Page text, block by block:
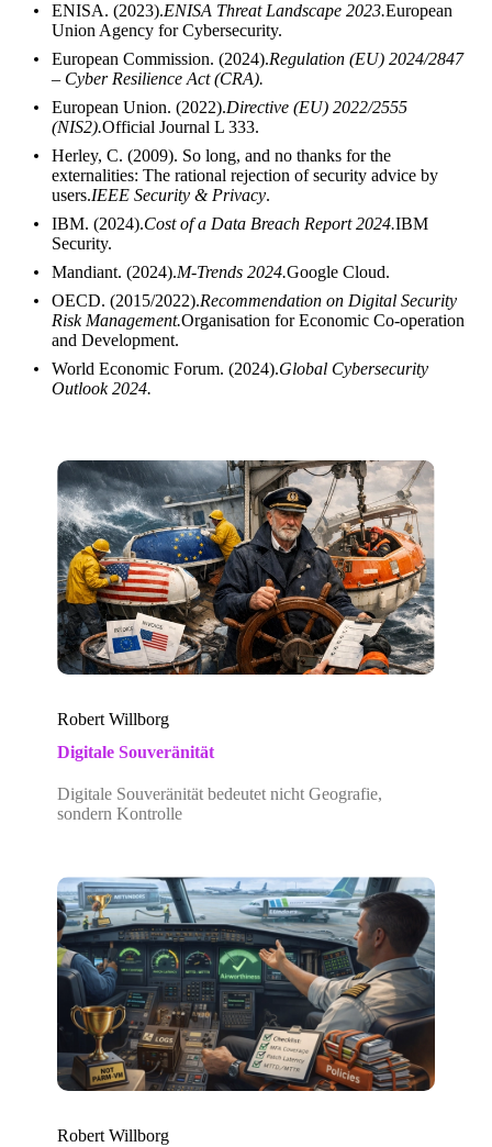
ENISA. (2023).ENISA Threat Landscape 2023.European
Union Agency for Cybersecurity.
European Commission. (2024).Regulation (EU) 2024/2847
– Cyber Resilience Act (CRA).
European Union. (2022).Directive (EU) 2022/2555
(NIS2).Official Journal L 333.
Herley, C. (2009). So long, and no thanks for the
externalities: The rational rejection of security advice by
users.IEEE Security & Privacy.
IBM. (2024).Cost of a Data Breach Report 2024.IBM
Security.
Mandiant. (2024).M-Trends 2024.Google Cloud.
OECD. (2015/2022).Recommendation on Digital Security
Risk Management.Organisation for Economic Co-operation
and Development.
World Economic Forum. (2024).Global Cybersecurity
Outlook 2024.
Robert Willborg
Digitale Souveränität
Digitale Souveränität bedeutet nicht Geografie,
sondern Kontrolle
Robert Willborg